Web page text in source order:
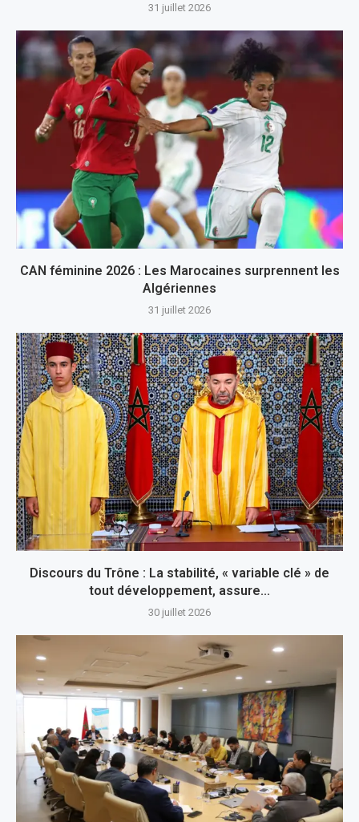
31 juillet 2026
CAN féminine 2026 : Les Marocaines surprennent les
Algériennes
31 juillet 2026
Discours du Trône : La stabilité, « variable clé » de
tout développement, assure...
30 juillet 2026